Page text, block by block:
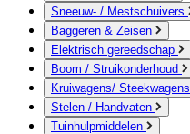
Sneeuw- / Mestschuivers
Baggeren & Zeisen
Elektrisch gereedschap
Boom / Struikonderhoud
Kruiwagens/ Steekwagens
Stelen / Handvaten
Tuinhulpmiddelen